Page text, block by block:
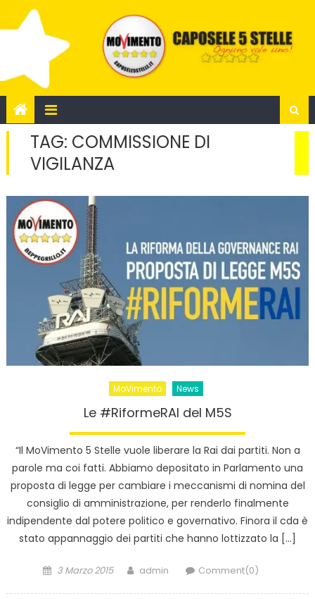
to
TAG: COMMISSIONE DI
VIGILANZA
MoVimento News
Le #RiformeRAI del M5S
“Il MoVimento 5 Stelle vuole liberare la Rai dai partiti. Non a
parole ma coi fatti. Abbiamo depositato in Parlamento una
proposta di legge per cambiare i meccanismi di nomina del
consiglio di amministrazione, per renderlo finalmente
indipendente dal potere politico e governativo. Finora il cda è
stato appannaggio dei partiti che hanno lottizzato la […]
Posted
3 Marzo 2015 Author
admin Comment(0)